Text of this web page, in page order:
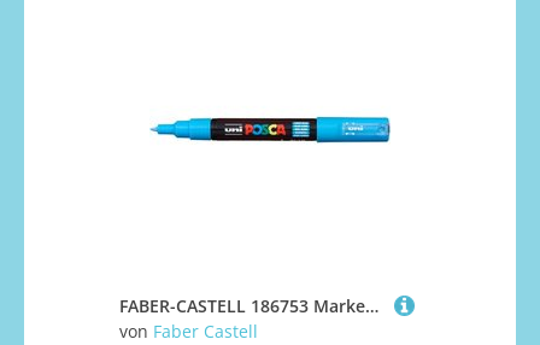
FABER-CASTELL 186753 Marker UNI POSCA PC-1MC hellblau
von Faber Castell